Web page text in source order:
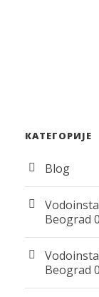
КАТЕГОРИЈЕ
Blog
Beograd
Beograd